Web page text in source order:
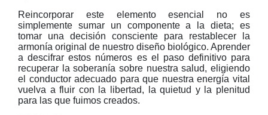
Reincorporar este elemento esencial no es
simplemente sumar un componente a la dieta; es
tomar una decisión consciente para restablecer la
armonía original de nuestro diseño biológico. Aprender
a descifrar estos números es el paso definitivo para
recuperar la soberanía sobre nuestra salud, eligiendo
el conductor adecuado para que nuestra energía vital
vuelva a fluir con la libertad, la quietud y la plenitud
para las que fuimos creados.